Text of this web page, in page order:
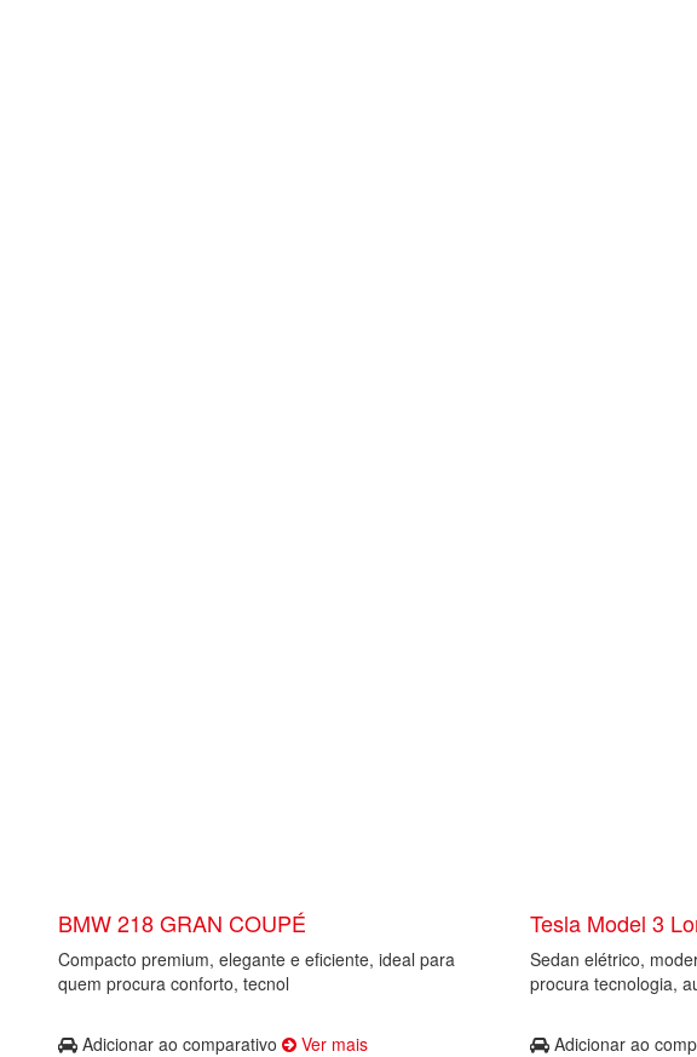
BMW 218 GRAN COUPÉ
Compacto premium, elegante e eficiente, ideal para
quem procura conforto, tecnol
Adicionar ao comparativo Ver mais
Tesla Model 3
Sedan elétrico,
procura tecnologia,
Adicionar ao